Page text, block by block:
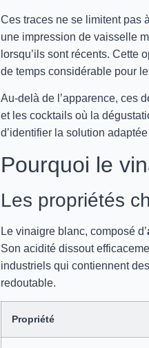
Ces traces ne se limitent pas
une impression de vaisselle
lorsqu’ils sont récents. Cette
de temps considérable pour
Au-delà de l’apparence, ces
et les cocktails où la
d’identifier la solution
Pourquoi le
Les propriétés
Le vinaigre blanc, composé d’
Son acidité dissout
industriels qui contiennent
redoutable.
Propriété